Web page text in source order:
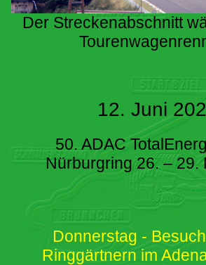
Der Streckenabschnitt
12. Juni
50. ADAC
Nürburgring 26. – 29.
Donnerstag -
Ringgärtnern im